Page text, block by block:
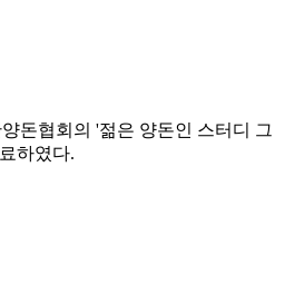
돈협회의 '젊은 양돈인 스터디 그
하였다.